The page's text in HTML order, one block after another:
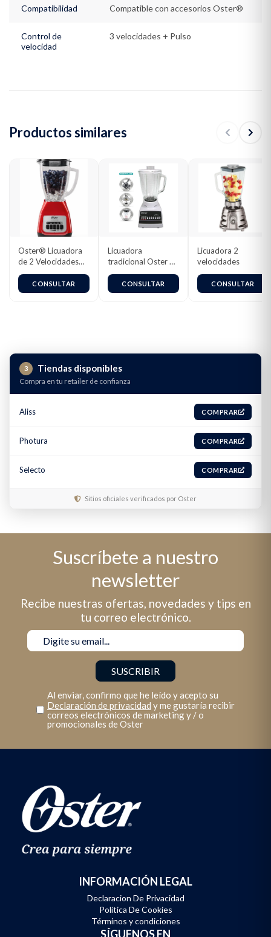
Compatibilidad Compatible con accesorios Oster®
Control de
velocidad
3 velocidades + Pulso
Productos similares
Oster® Licuadora
de 2 Velocidades
más Pulso, con Vaso
de Vidrio
Boroclass®, 1.5 L,
CONSULTAR
Licuadora
tradicional Oster 10
velocidades
4112(127v) / 4172
(220v)
CONSULTAR
Licuadora 2
velocidades
CONSULTAR
3 Tiendas disponibles
Compra en tu retailer de confianza
Aliss COMPRAR
Photura COMPRAR
Selecto COMPRAR
Sitios oficiales verificados por Oster
Suscríbete a nuestro
newsletter
Recibe nuestras ofertas, novedades y tips en
tu correo electrónico.
Al enviar, confirmo que he leído y acepto su
Declaración de privacidad y me gustaría recibir
correos electrónicos de marketing y / o
promocionales de Oster
INFORMACIÓN LEGAL
Declaracion De Privacidad
Política De Cookies
Términos y condiciones
SÍGUENOS EN